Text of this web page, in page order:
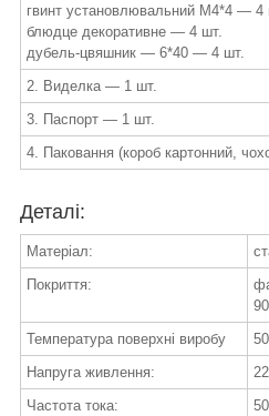
гвинт установлювальний М4*4 — 4
блюдце декоративне — 4 шт.
дубель-цвяшник — 6*40 — 4 шт.
2. Виделка — 1 шт.
3. Паспорт — 1 шт.
4. Паковання (короб картонний,
Деталі:
Матеріал:
Покриття:
Температура поверхні виробу
Напруга живлення:
Частота тока: